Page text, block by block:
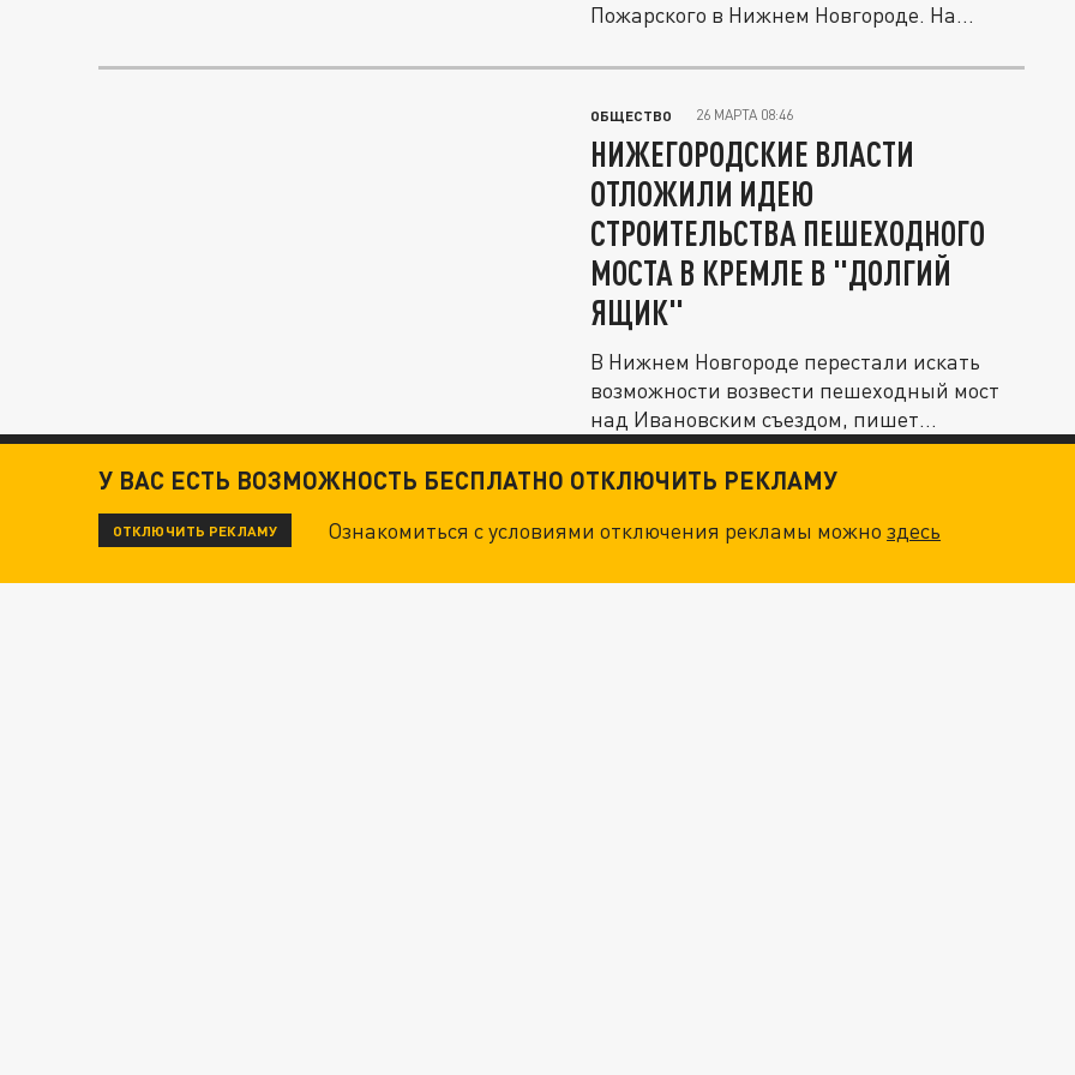
Пожарского в Нижнем Новгороде. На
ОБЩЕСТВО 26 МАРТА 08:46
НИЖЕГОРОДСКИЕ ВЛАСТИ
ОТЛОЖИЛИ ИДЕЮ
СТРОИТЕЛЬСТВА ПЕШЕХОДНОГО
МОСТА В КРЕМЛЕ В "ДОЛГИЙ
ЯЩИК"
В Нижнем Новгороде перестали искать
возможности возвести пешеходный мост
над Ивановским съездом, пишет
издание...
У ВАС ЕСТЬ ВОЗМОЖНОСТЬ БЕСПЛАТНО ОТКЛЮЧИТЬ РЕКЛАМУ
ОТКЛЮЧИТЬ РЕКЛАМУ Ознакомиться с условиями отключения рекламы можноздесь